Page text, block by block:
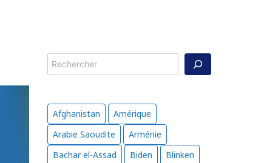
Rechercher
Afghanistan
Amérique
Arabie Saoudite
Arménie
Bachar el-Assad
Biden
Blinken